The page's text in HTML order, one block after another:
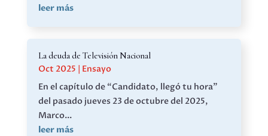
leer más
La deuda de Televisión Nacional
Oct 2025 | Ensayo
En el capítulo de “Candidato, llegó tu hora”
del pasado jueves 23 de octubre del 2025,
Marco...
leer más